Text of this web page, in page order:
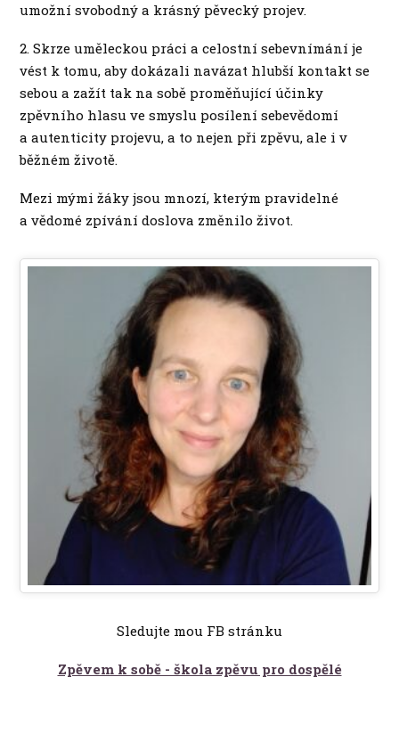
umožní svobodný a krásný pěvecký projev.
2. Skrze uměleckou práci a celostní sebevnímání je
vést k tomu, aby dokázali navázat hlubší kontakt se
sebou a zažít tak na sobě proměňující účinky
zpěvního hlasu ve smyslu posílení sebevědomí
a autenticity projevu, a to nejen při zpěvu, ale i v
běžném životě.
Mezi mými žáky jsou mnozí, kterým pravidelné
a vědomé zpívání doslova změnilo život.
Sledujte mou FB stránku
Zpěvem k sobě - škola zpěvu pro dospělé